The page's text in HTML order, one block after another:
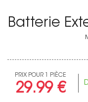
Batterie
PRIX POUR 1 PIÈCE
29.99 €